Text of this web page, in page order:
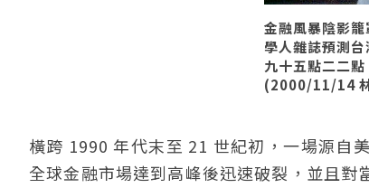
金融風暴陰影
學人雜誌預測
九十五點二二
(2000/11/14
橫跨 1990 年代末至 21 世紀初，一場源自
全球金融市場達到高峰後迅速破裂，並且